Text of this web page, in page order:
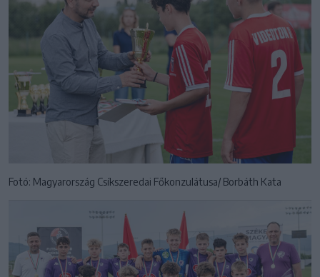
Fotó: Magyarország Csíkszeredai Főkonzulátusa/ Borbáth Kata